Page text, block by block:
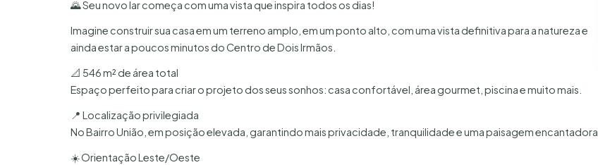
🌄 Seu novo lar começa com uma vista que inspira todos os dias!
Imagine construir sua casa em um terreno amplo, em um ponto alto, com uma vista definitiva para a natureza e
ainda estar a poucos minutos do Centro de Dois Irmãos.
📐 546 m² de área total
Espaço perfeito para criar o projeto dos seus sonhos: casa confortável, área gourmet, piscina e muito mais.
📍 Localização privilegiada
No Bairro União, em posição elevada, garantindo mais privacidade, tranquilidade e uma paisagem encantadora.
☀️ Orientação Leste/Oeste